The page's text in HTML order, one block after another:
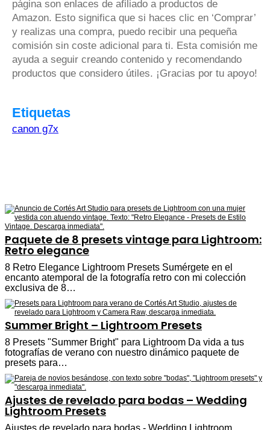
página son enlaces de afiliado a productos de
Amazon. Esto significa que si haces clic en ‘Comprar’
y realizas una compra, puedo recibir una pequeña
comisión sin coste adicional para ti. Esta comisión me
ayuda a seguir creando contenido y recomendando
productos que considero útiles. ¡Gracias por tu apoyo!
Etiquetas
canon g7x
Paquete de 8 presets vintage para Lightroom:
Retro elegance
8 Retro Elegance Lightroom Presets Sumérgete en el
encanto atemporal de la fotografía retro con mi colección
exclusiva de 8…
Summer Bright – Lightroom Presets
8 Presets "Summer Bright" para Lightroom Da vida a tus
fotografías de verano con nuestro dinámico paquete de
presets para…
Ajustes de revelado para bodas – Wedding
Lightroom Presets
Ajustes de revelado para bodas - Wedding Lightroom